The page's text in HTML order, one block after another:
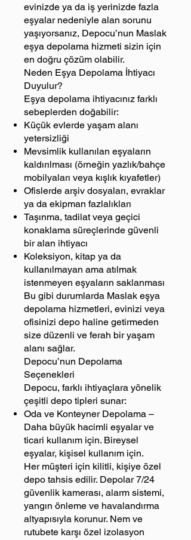
evinizde ya da iş yerinizde fazla
eşyalar nedeniyle alan sorunu
yaşıyorsanız, Depocu’nun Maslak
eşya depolama hizmeti sizin için
en doğru çözüm olabilir.
Neden Eşya Depolama İhtiyacı
Duyulur?
Eşya depolama ihtiyacınız farklı
sebeplerden doğabilir:
Küçük evlerde yaşam alanı
yetersizliği
Mevsimlik kullanılan eşyaların
kaldırılması (örneğin yazlık/bahçe
mobilyaları veya kışlık kıyafetler)
Ofislerde arşiv dosyaları, evraklar
ya da ekipman fazlalıkları
Taşınma, tadilat veya geçici
konaklama süreçlerinde güvenli
bir alan ihtiyacı
Koleksiyon, kitap ya da
kullanılmayan ama atılmak
istenmeyen eşyaların saklanması
Bu gibi durumlarda Maslak eşya
depolama hizmetleri, evinizi veya
ofisinizi depo haline getirmeden
size düzenli ve ferah bir yaşam
alanı sağlar.
Depocu’nun Depolama
Seçenekleri
Depocu, farklı ihtiyaçlara yönelik
çeşitli depo tipleri sunar:
Oda ve Konteyner Depolama –
Daha büyük hacimli eşyalar ve
ticari kullanım için. Bireysel
eşyalar, kişisel kullanım için.
Her müşteri için kilitli, kişiye özel
depo tahsis edilir. Depolar 7/24
güvenlik kamerası, alarm sistemi,
yangın önleme ve havalandırma
altyapısıyla korunur. Nem ve
rutubete karşı özel izolasyon